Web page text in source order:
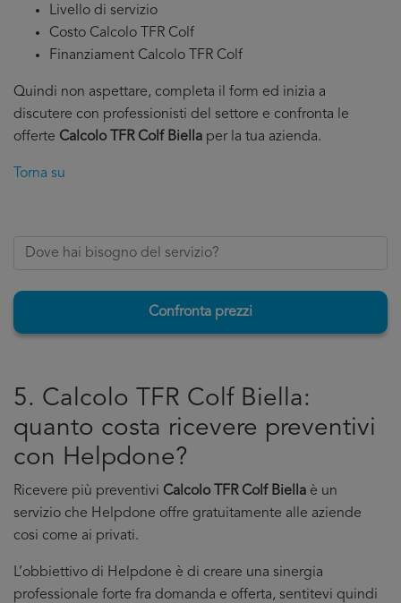
Livello di servizio
Costo Calcolo TFR Colf
Finanziament Calcolo TFR Colf
Quindi non aspettare, completa il form ed inizia a
discutere con professionisti del settore e confronta le
offerte Calcolo TFR Colf Biella per la tua azienda.
Torna su
Confronta prezzi
5. Calcolo TFR Colf Biella:
quanto costa ricevere preventivi
con Helpdone?
Ricevere più preventivi Calcolo TFR Colf Biella è un
servizio che Helpdone offre gratuitamente alle aziende
cosi come ai privati.
L’obbiettivo di Helpdone è di creare una sinergia
professionale forte fra domanda e offerta, sentitevi quindi